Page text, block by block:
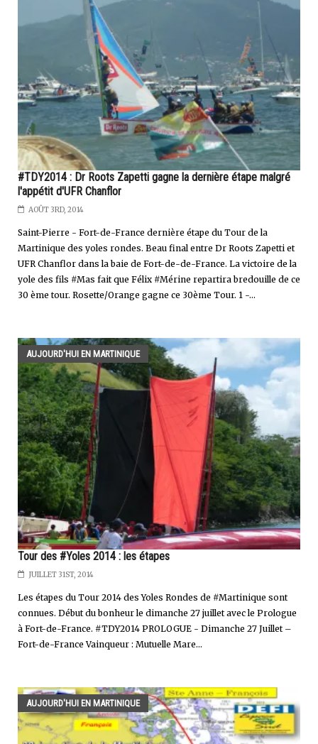
#TDY2014 : Dr Roots Zapetti gagne la dernière étape malgré
l'appétit d'UFR Chanflor
AOÛT 3RD, 2014
Saint-Pierre - Fort-de-France dernière étape du Tour de la
Martinique des yoles rondes. Beau final entre Dr Roots Zapetti et
UFR Chanflor dans la baie de Fort-de-de-France. La victoire de la
yole des fils #Mas fait que Félix #Mérine repartira bredouille de ce
30 ème tour. Rosette/Orange gagne ce 30ème Tour. 1 -...
AUJOURD'HUI EN MARTINIQUE
Tour des #Yoles 2014 : les étapes
JUILLET 31ST, 2014
Les étapes du Tour 2014 des Yoles Rondes de #Martinique sont
connues. Début du bonheur le dimanche 27 juillet avec le Prologue
à Fort-de-France. #TDY2014 PROLOGUE - Dimanche 27 Juillet –
Fort-de-France Vainqueur : Mutuelle Mare...
AUJOURD'HUI EN MARTINIQUE